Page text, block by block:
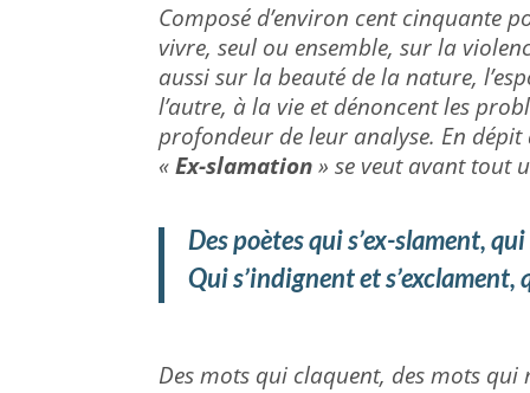
Composé d’environ cent cinquante
vivre, seul ou ensemble, sur la
aussi sur la beauté de la nature,
l’autre, à la vie et dénoncent les
profondeur de leur analyse. En dépit
«Ex-slamation» se veut avant tout
Des poètes qui s’ex-slament,
Qui s’indignent et
Des mots qui claquent, des mots